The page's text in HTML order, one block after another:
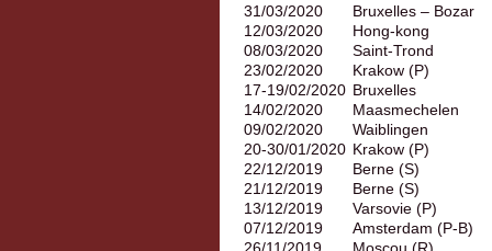
31/03/2020
Bruxelles – Bozar
12/03/2020
Hong-kong
08/03/2020
Saint-Trond
23/02/2020
Krakow (P)
17-19/02/2020 Bruxelles
14/02/2020
Maasmechelen
09/02/2020
Waiblingen
20-30/01/2020 Krakow (P)
22/12/2019
Berne (S)
21/12/2019
Berne (S)
13/12/2019
Varsovie (P)
07/12/2019
Amsterdam (P-B)
26/11/2019
Moscou (R)